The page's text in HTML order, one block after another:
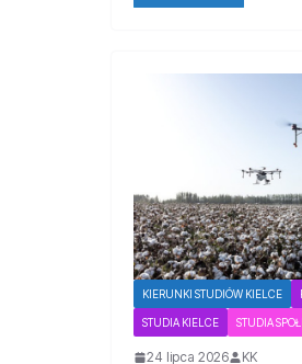
KIERUNKI STUDIÓW KIELCE
STUDIA KIELCE STUDIA
24 lipca 2026
KK